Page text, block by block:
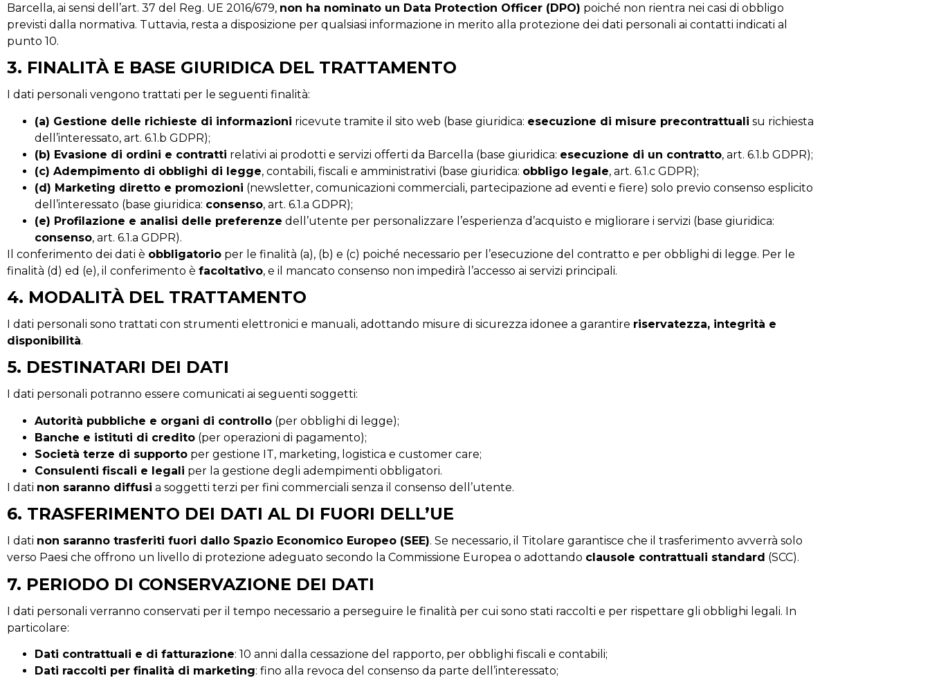
Barcella, ai sensi dell’art. 37 del Reg. UE 2016/679, non ha nominato un Data Protection Officer (DPO) poiché non rientra nei casi di obbligo
previsti dalla normativa. Tuttavia, resta a disposizione per qualsiasi informazione in merito alla protezione dei dati personali ai contatti indicati al
punto 10.
3. FINALITÀ E BASE GIURIDICA DEL TRATTAMENTO
I dati personali vengono trattati per le seguenti finalità:
(a) Gestione delle richieste di informazioni ricevute tramite il sito web (base giuridica: esecuzione di misure precontrattuali su richiesta
dell’interessato, art. 6.1.b GDPR);
(b) Evasione di ordini e contratti relativi ai prodotti e servizi offerti da Barcella (base giuridica: esecuzione di un contratto, art. 6.1.b GDPR);
(c) Adempimento di obblighi di legge, contabili, fiscali e amministrativi (base giuridica: obbligo legale, art. 6.1.c GDPR);
(d) Marketing diretto e promozioni (newsletter, comunicazioni commerciali, partecipazione ad eventi e fiere) solo previo consenso esplicito
dell’interessato (base giuridica: consenso, art. 6.1.a GDPR);
(e) Profilazione e analisi delle preferenze dell’utente per personalizzare l’esperienza d’acquisto e migliorare i servizi (base giuridica:
consenso, art. 6.1.a GDPR).
Il conferimento dei dati è obbligatorio per le finalità (a), (b) e (c) poiché necessario per l’esecuzione del contratto e per obblighi di legge. Per le
finalità (d) ed (e), il conferimento è facoltativo, e il mancato consenso non impedirà l’accesso ai servizi principali.
4. MODALITÀ DEL TRATTAMENTO
I dati personali sono trattati con strumenti elettronici e manuali, adottando misure di sicurezza idonee a garantire riservatezza, integrità e
disponibilità.
5. DESTINATARI DEI DATI
I dati personali potranno essere comunicati ai seguenti soggetti:
Autorità pubbliche e organi di controllo (per obblighi di legge);
Banche e istituti di credito (per operazioni di pagamento);
Società terze di supporto per gestione IT, marketing, logistica e customer care;
Consulenti fiscali e legali per la gestione degli adempimenti obbligatori.
I dati non saranno diffusi a soggetti terzi per fini commerciali senza il consenso dell’utente.
6. TRASFERIMENTO DEI DATI AL DI FUORI DELL’UE
I dati non saranno trasferiti fuori dallo Spazio Economico Europeo (SEE). Se necessario, il Titolare garantisce che il trasferimento avverrà solo
verso Paesi che offrono un livello di protezione adeguato secondo la Commissione Europea o adottando clausole contrattuali standard (SCC).
7. PERIODO DI CONSERVAZIONE DEI DATI
I dati personali verranno conservati per il tempo necessario a perseguire le finalità per cui sono stati raccolti e per rispettare gli obblighi legali. In
particolare:
Dati contrattuali e di fatturazione: 10 anni dalla cessazione del rapporto, per obblighi fiscali e contabili;
Dati raccolti per finalità di marketing: fino alla revoca del consenso da parte dell’interessato;